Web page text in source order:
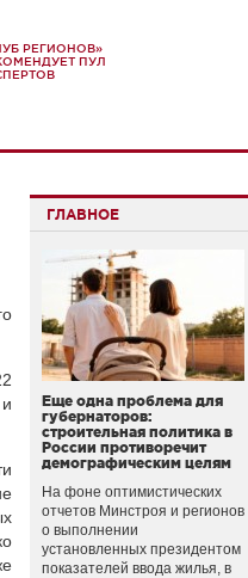
РЕГИОНОВ»
ПУЛ
ГЛАВНОЕ
Еще одна проблема для
губернаторов:
строительная политика в
России противоречит
демографическим целям
На фоне оптимистических
отчетов Минстроя и регионов
о выполнении
установленных президентом
показателей ввода жилья, в